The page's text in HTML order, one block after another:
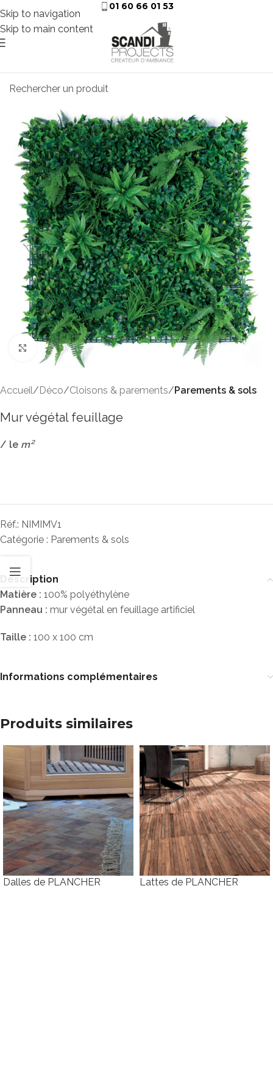
Skip to navigation
Skip to main content
01 60 66 01 53
Click to enlarge
Accueil Déco Cloisons & parements Parements & sols
Mur végétal feuillage
/ le m²
Réf.: NIMIMV1
Catégorie : Parements & sols
Description
Matière : 100% polyéthylène
Panneau : mur végétal en feuillage artificiel
Taille : 100 x 100 cm
Informations complémentaires
Produits similaires
Dalles de PLANCHER Lattes de PLANCHER